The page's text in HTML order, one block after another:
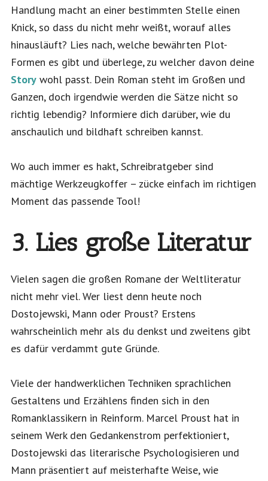
Handlung macht an einer bestimmten Stelle einen
Knick, so dass du nicht mehr weißt, worauf alles
hinausläuft? Lies nach, welche bewährten Plot-
Formen es gibt und überlege, zu welcher davon deine
Storywohl passt. Dein Roman steht im Großen und
Ganzen, doch irgendwie werden die Sätze nicht so
richtig lebendig? Informiere dich darüber, wie du
anschaulich und bildhaft schreiben kannst.
Wo auch immer es hakt, Schreibratgeber sind
mächtige Werkzeugkoffer – zücke einfach im richtigen
Moment das passende Tool!
3. Lies große Literatur
Vielen sagen die großen Romane der Weltliteratur
nicht mehr viel. Wer liest denn heute noch
Dostojewski, Mann oder Proust? Erstens
wahrscheinlich mehr als du denkst und zweitens gibt
es dafür verdammt gute Gründe.
Viele der handwerklichen Techniken sprachlichen
Gestaltens und Erzählens finden sich in den
Romanklassikern in Reinform. Marcel Proust hat in
seinem Werk den Gedankenstrom perfektioniert,
Dostojewski das literarische Psychologisieren und
Mann präsentiert auf meisterhafte Weise, wie